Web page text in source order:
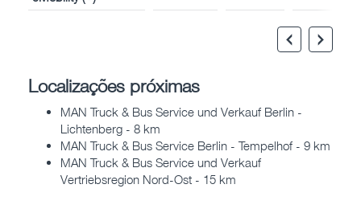
Localizações próximas
MAN Truck & Bus Service und Verkauf Berlin -
Lichtenberg - 8 km
MAN Truck & Bus Service Berlin - Tempelhof - 9 km
MAN Truck & Bus Service und Verkauf
Vertriebsregion Nord-Ost - 15 km